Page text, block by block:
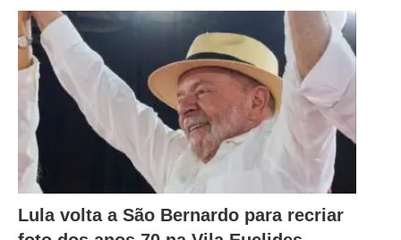
Lula volta a São Bernardo para recriar